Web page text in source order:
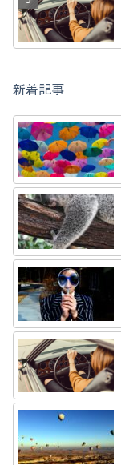
新着記事